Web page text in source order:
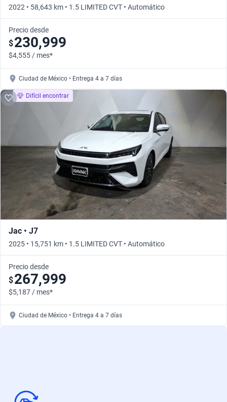
2022 • 58,643 km • 1.5 LIMITED CVT • Automático
Precio desde
$230,999
$4,555 / mes*
Ciudad de México • Entrega 4 a 7 días
Difícil encontrar
Jac • J7
2025 • 15,751 km • 1.5 LIMITED CVT • Automático
Precio desde
$267,999
$5,187 / mes*
Ciudad de México • Entrega 4 a 7 días